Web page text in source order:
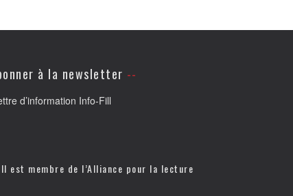
à la newsletter
d’information Info-Fill
est membre de l’Alliance pour la lecture